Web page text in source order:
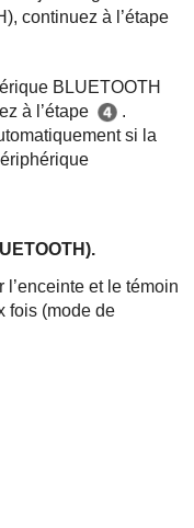
continuez à l’étape
BLUETOOTH
à l’étape
.
si la
et le témoin
fois (mode de